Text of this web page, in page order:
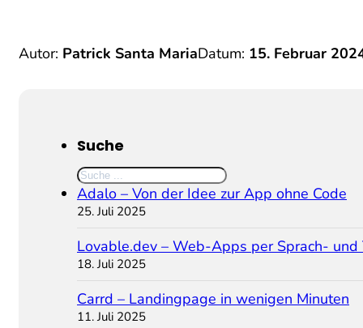
Autor: Patrick Santa MariaDatum: 15. Februar
Suche
Suchen
Adalo – Von der Idee zur App ohne Code
25. Juli 2025
Lovable.dev – Web-Apps per Sprach- und
18. Juli 2025
Carrd – Landingpage in wenigen Minuten
11. Juli 2025